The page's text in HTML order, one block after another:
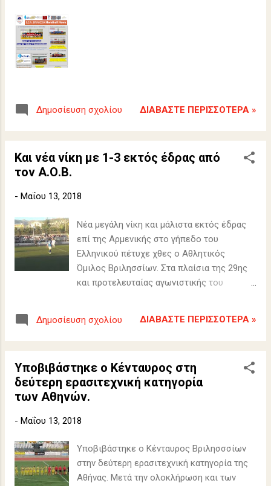
Δημοσίευση σχολίου ΔΙΑΒΆΣΤΕ ΠΕΡΙΣΣΌΤΕΡΑ »
Και νέα νίκη με 1-3 εκτός έδρας από
τον Α.Ο.Β.
- Μαΐου 13, 2018
Νέα μεγάλη νίκη και μάλιστα εκτός έδρας
επί της Αρμενικής στο γήπεδο του
Ελληνικού πέτυχε χθες ο Αθλητικός
Όμιλος Βριλησσίων. Στα πλαίσια της 29ης
και προτελευταίας αγωνιστικής του
ιστορική μας ομάδα επικράτησε της
Αρμενικής με το άνετο σκόρ 3-1. Μετά από
τέταρτη θέση του ομίλου του με 57
βαθμούς. Το επόμενο Σάββατο ο Α.Ο.Β.
δίνει τον τελευταίο αγώνα του εφετινού
εντός της έδρας μας στο δημοτικό γήπεδο
χειροκροτήσουμε την μεγάλη προσπάθεια
ενός ολόκληρου χρόνου των παικτών μας.
Δημοσίευση σχολίου ΔΙΑΒΆΣΤΕ ΠΕΡΙΣΣΌΤΕΡΑ »
Υποβιβάστηκε ο Κένταυρος στη
δεύτερη ερασιτεχνική κατηγορία
των Αθηνών.
- Μαΐου 13, 2018
Υποβιβάστηκε ο Κένταυρος Βριλησσσίων
στην δεύτερη ερασιτεχνική κατηγορία της
Αθήνας. Μετά την ολοκλήρωση και των